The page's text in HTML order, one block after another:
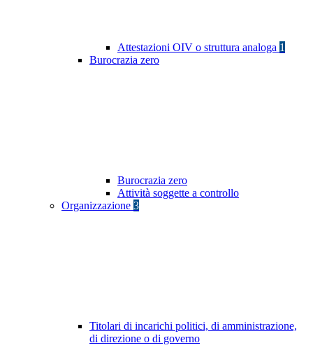
Attestazioni OIV o struttura analoga 1
Burocrazia zero
Burocrazia zero
Attività soggette a controllo
Organizzazione 3
Titolari di incarichi politici, di amministrazione,
di direzione o di governo